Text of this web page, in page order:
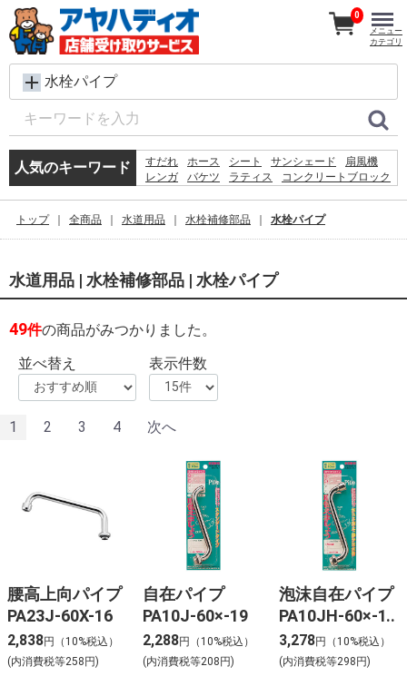
水栓パイプ
人気のキーワード すだれ ホース シート サンシェード
扇風機
レンガ
バケツ ラティス
コンクリートブロック
水
木材 砂利 カーテン
0
メニュー
カテゴリ
トップ 全商品 水道用品 水栓補修部品 水栓パイプ
水道用品 | 水栓補修部品 | 水栓パイプ
49件の商品がみつかりました。
並べ替え
表示件数
1 2 3 4 次へ
腰高上向パイプ
PA23J-60X-16
2,838円（10%税込）
(内消費税等258円)
自在パイプ
PA10J-60×-19
2,288円（10%税込）
(内消費税等208円)
泡沫自在パイプ
PA10JH-60×-16
3,278円（10%税込）
(内消費税等298円)